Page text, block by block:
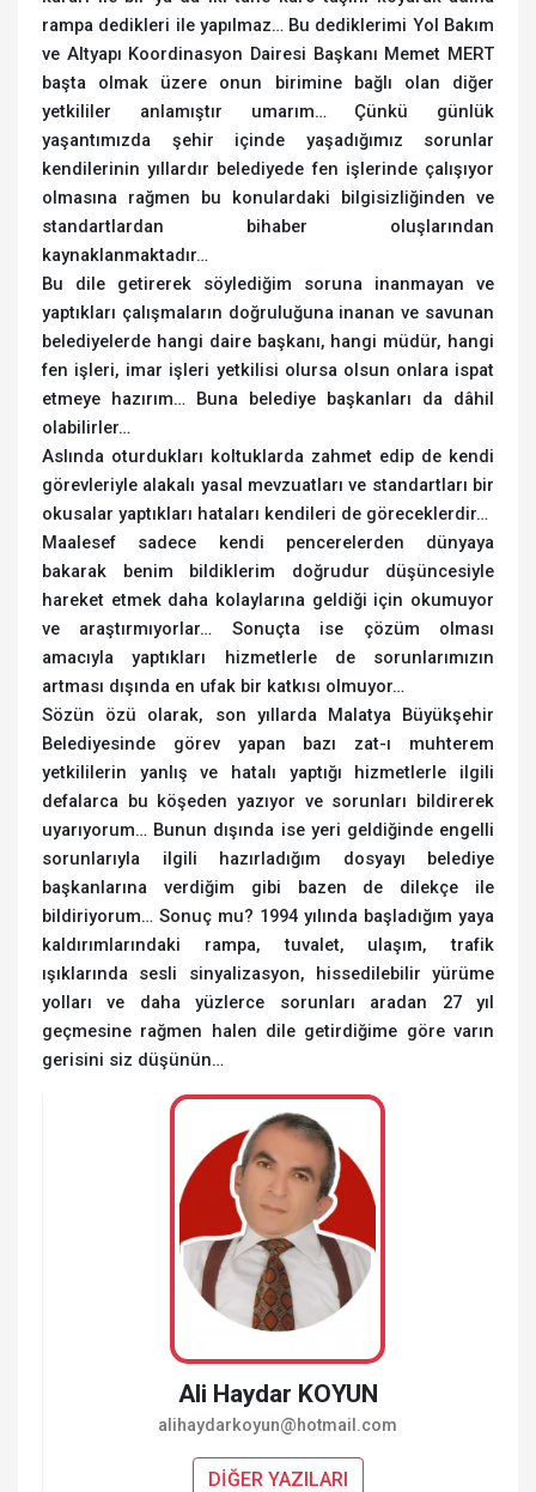
rampa dedikleri ile yapılmaz… Bu dediklerimi Yol Bakım
ve Altyapı Koordinasyon Dairesi Başkanı Memet MERT
başta olmak üzere onun birimine bağlı olan diğer
yetkililer anlamıştır umarım… Çünkü günlük
yaşantımızda şehir içinde yaşadığımız sorunlar
kendilerinin yıllardır belediyede fen işlerinde çalışıyor
olmasına rağmen bu konulardaki bilgisizliğinden ve
standartlardan bihaber oluşlarından
kaynaklanmaktadır…
Bu dile getirerek söylediğim soruna inanmayan ve
yaptıkları çalışmaların doğruluğuna inanan ve savunan
belediyelerde hangi daire başkanı, hangi müdür, hangi
fen işleri, imar işleri yetkilisi olursa olsun onlara ispat
etmeye hazırım… Buna belediye başkanları da dâhil
olabilirler…
Aslında oturdukları koltuklarda zahmet edip de kendi
görevleriyle alakalı yasal mevzuatları ve standartları bir
okusalar yaptıkları hataları kendileri de göreceklerdir…
Maalesef sadece kendi pencerelerden dünyaya
bakarak benim bildiklerim doğrudur düşüncesiyle
hareket etmek daha kolaylarına geldiği için okumuyor
ve araştırmıyorlar… Sonuçta ise çözüm olması
amacıyla yaptıkları hizmetlerle de sorunlarımızın
artması dışında en ufak bir katkısı olmuyor…
Sözün özü olarak, son yıllarda Malatya Büyükşehir
Belediyesinde görev yapan bazı zat-ı muhterem
yetkililerin yanlış ve hatalı yaptığı hizmetlerle ilgili
defalarca bu köşeden yazıyor ve sorunları bildirerek
uyarıyorum… Bunun dışında ise yeri geldiğinde engelli
sorunlarıyla ilgili hazırladığım dosyayı belediye
başkanlarına verdiğim gibi bazen de dilekçe ile
bildiriyorum… Sonuç mu? 1994 yılında başladığım yaya
kaldırımlarındaki rampa, tuvalet, ulaşım, trafik
ışıklarında sesli sinyalizasyon, hissedilebilir yürüme
yolları ve daha yüzlerce sorunları aradan 27 yıl
geçmesine rağmen halen dile getirdiğime göre varın
gerisini siz düşünün…
Ali Haydar KOYUN
alihaydarkoyun@hotmail.com
DİĞER YAZILARI